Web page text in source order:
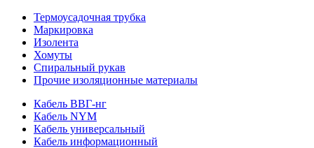
Термоусадочная трубка
Маркировка
Изолента
Хомуты
Спиральный рукав
Прочие изоляционные материалы
Кабель ВВГ-нг
Кабель NYM
Кабель универсальный
Кабель информационный